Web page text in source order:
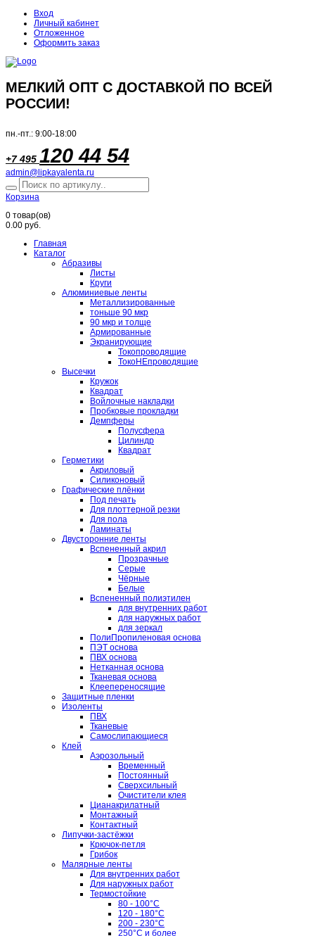
Вход
Личный кабинет
Отложенное
Оформить заказ
МЕЛКИЙ ОПТ С ДОСТАВКОЙ ПО ВСЕЙ
РОССИИ!
пн.-пт.: 9:00-18:00
+7 495 120 44 54
admin@lipkayalenta.ru
Корзина
0 товар(ов)
0.00 руб.
Главная
Каталог
Абразивы
Листы
Круги
Алюминиевые ленты
Металлизированные
тоньше 90 мкр
90 мкр и толще
Армированные
Экранирующие
Токопроводящие
ТокоНЕпроводящие
Высечки
Кружок
Квадрат
Войлочные накладки
Пробковые прокладки
Демпферы
Полусфера
Цилиндр
Квадрат
Герметики
Акриловый
Силиконовый
Графические плёнки
Под печать
Для плоттерной резки
Для пола
Ламинаты
Двусторонние ленты
Вспененный акрил
Прозрачные
Серые
Чёрные
Белые
Вспененный полиэтилен
для внутренних работ
для наружных работ
для зеркал
ПолиПропиленовая основа
ПЭТ основа
ПВХ основа
Нетканная основа
Тканевая основа
Клеепереносящие
Защитные пленки
Изоленты
ПВХ
Тканевые
Самослипающиеся
Клей
Аэрозольный
Временный
Постоянный
Сверхсильный
Очистители клея
Цианакрилатный
Монтажный
Контактный
Липучки-застёжки
Крючок-петля
Грибок
Малярные ленты
Для внутренних работ
Для наружных работ
Термостойкие
80 - 100°C
120 - 180°C
200 - 230°C
250°C и более